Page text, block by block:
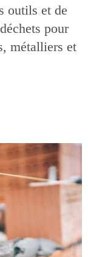
outils et de
pour
métalliers et